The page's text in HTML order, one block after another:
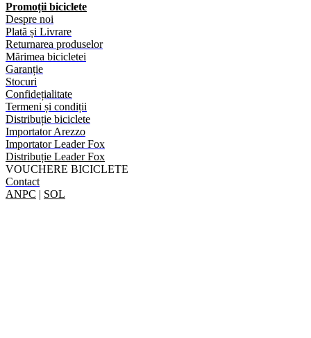
Promoții biciclete
Despre noi
Plată și Livrare
Returnarea produselor
Mărimea bicicletei
Garanție
Stocuri
Confidețialitate
Termeni și condiții
Distribuție biciclete
Importator Arezzo
Importator Leader Fox
Distribuție Leader Fox
VOUCHERE BICICLETE
Contact
ANPC | SOL